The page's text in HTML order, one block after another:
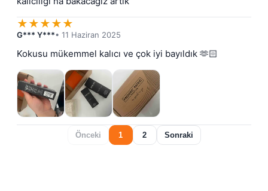
★★★★★
G*** Y***• 11 Haziran 2025
Kokusu mükemmel kalıcı ve çok iyi bayıldık 🫶🏻
Önceki 1 2 Sonraki